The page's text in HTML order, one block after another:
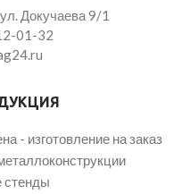
Докучаева 9/1
01-32
- изготовление на заказ
стенды